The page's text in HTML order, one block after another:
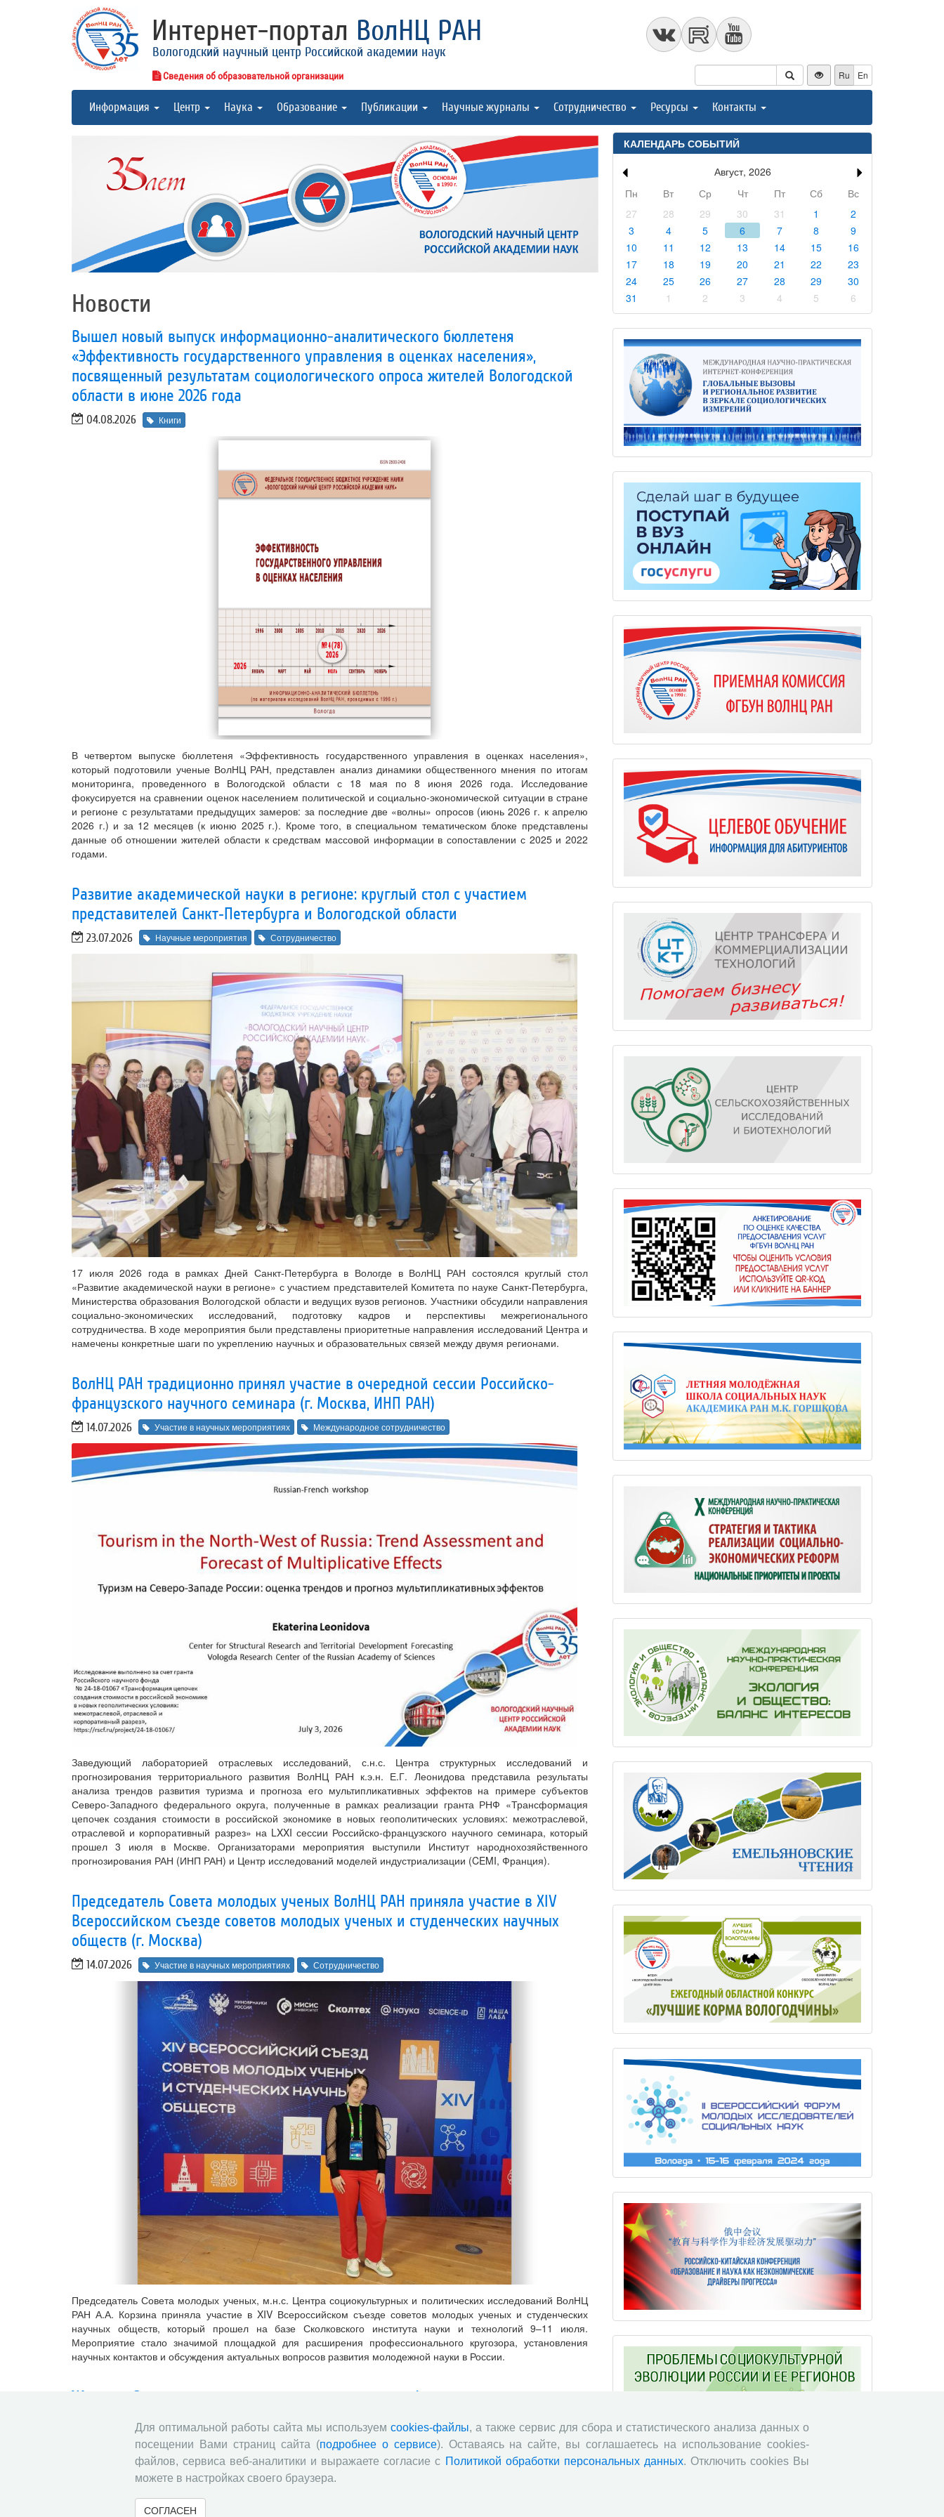
Интернет-портал ВолНЦ РАН
Вологодский научный центр Российской академии наук
Сведения об образовательной организации Ru En
Информация Центр Наука Образование Публикации Научные журналы Сотрудничество Ресурсы Контакты
Новости
Вышел новый выпуск информационно-аналитического бюллетеня
«Эффективность государственного управления в оценках населения»,
посвященный результатам социологического опроса жителей Вологодской
области в июне 2026 года
04.08.2026 Книги
В четвертом выпуске бюллетеня «Эффективность государственного управления в оценках населения»,
который подготовили ученые ВолНЦ РАН, представлен анализ динамики общественного мнения по итогам
мониторинга, проведенного в Вологодской области с 18 мая по 8 июня 2026 года. Исследование
фокусируется на сравнении оценок населением политической и социально-экономической ситуации в стране
и регионе с результатами предыдущих замеров: за последние две «волны» опросов (июнь 2026 г. к апрелю
2026 г.) и за 12 месяцев (к июню 2025 г.). Кроме того, в специальном тематическом блоке представлены
данные об отношении жителей области к средствам массовой информации в сопоставлении с 2025 и 2022
годами.
Развитие академической науки в регионе: круглый стол с участием
представителей Санкт‑Петербурга и Вологодской области
23.07.2026 Научные мероприятия Сотрудничество
17 июля 2026 года в рамках Дней Санкт-Петербурга в Вологде в ВолНЦ РАН состоялся круглый стол
«Развитие академической науки в регионе» с участием представителей Комитета по науке Санкт‑Петербурга,
Министерства образования Вологодской области и ведущих вузов регионов. Участники обсудили направления
социально-экономических исследований, подготовку кадров и перспективы межрегионального
сотрудничества. В ходе мероприятия были представлены приоритетные направления исследований Центра и
намечены конкретные шаги по укреплению научных и образовательных связей между двумя регионами.
ВолНЦ РАН традиционно принял участие в очередной сессии Российско-
французского научного семинара (г. Москва, ИНП РАН)
14.07.2026 Участие в научных мероприятиях Международное сотрудничество
Заведующий лабораторией отраслевых исследований, с.н.с. Центра структурных исследований и
прогнозирования территориального развития ВолНЦ РАН к.э.н. Е.Г. Леонидова представила результаты
анализа трендов развития туризма и прогноза его мультипликативных эффектов на примере субъектов
Северо-Западного федерального округа, полученные в рамках реализации гранта РНФ «Трансформация
цепочек создания стоимости в российской экономике в новых геополитических условиях: межотраслевой,
отраслевой и корпоративный разрез» на LXXI сессии Российско-французского научного семинара, который
прошел 3 июля в Москве. Организаторами мероприятия выступили Институт народнохозяйственного
прогнозирования РАН (ИНП РАН) и Центр исследований моделей индустриализации (CEMI, Франция).
Председатель Совета молодых ученых ВолНЦ РАН приняла участие в XIV
Всероссийском съезде советов молодых ученых и студенческих научных
обществ (г. Москва)
14.07.2026 Участие в научных мероприятиях Сотрудничество
Председатель Совета молодых ученых, м.н.с. Центра социокультурных и политических исследований ВолНЦ
РАН А.А. Корзина приняла участие в XIV Всероссийском съезде советов молодых ученых и студенческих
научных обществ, который прошел на базе Сколковского института науки и технологий 9–11 июля.
Мероприятие стало значимой площадкой для расширения профессионального кругозора, установления
научных контактов и обсуждения актуальных вопросов развития молодежной науки в России.
Журнал «Экономические и социальные перемены: факты, тенденции,
Научные журналы Опрос
КАЛЕНДАРЬ СОБЫТИЙ
Август, 2026
Пн
Вт Ср Чт Пт Сб
Вс
27
28 29 30 31 1
2
3
4 5 6 7 8
9
10
11 12 13 14 15
16
17
18 19 20 21 22
23
24
25 26 27 28 29
30
31
1 2 3 4 5 6
Для оптимальной работы сайта мы используем cookies-файлы, а также сервис для сбора и статистического анализа данных о
посещении Вами страниц сайта (подробнее о сервисе). Оставаясь на сайте, вы соглашаетесь на использование cookies-
файлов, сервиса веб-аналитики и выражаете согласие с Политикой обработки персональных данных. Отключить cookies Вы
можете в настройках своего браузера.
СОГЛАСЕН